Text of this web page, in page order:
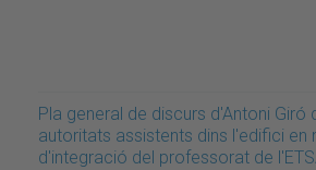
Pla general de discurs d'Antoni Giró
autoritats assistents dins l'edifici en
d'integració del professorat de